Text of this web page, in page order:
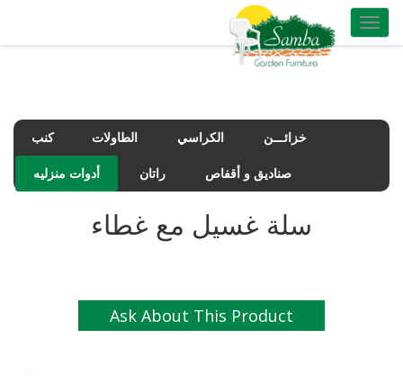
Toggle
navigation
كنب الطاولات الكراسي خزائـــن
أدوات منزليه راتان صناديق و أقفاص
سلة غسيل مع غطاء
Ask About This Product